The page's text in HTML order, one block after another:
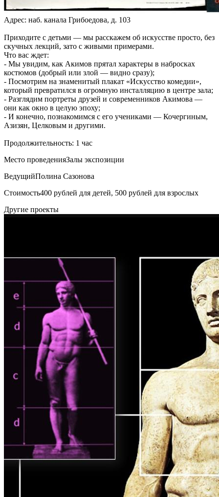
Адрес: наб. канала Грибоедова, д. 103
Приходите с детьми — мы расскажем об искусстве просто, без
скучных лекций, зато с живыми примерами.
Что вас ждет:
- Мы увидим, как Акимов прятал характеры в набросках
костюмов (добрый или злой — видно сразу);
- Посмотрим на знаменитый плакат «Искусство комедии»,
который превратился в огромную инсталляцию в центре зала;
- Разглядим портреты друзей и современников Акимова —
они как окно в целую эпоху;
- И конечно, познакомимся с его учениками — Кочергиным,
Азизян, Целковым и другими.
Продолжительность: 1 час
Место проведенияЗалы экспозиции
ВедущийПолина Сазонова
Стоимость400 рублей для детей, 500 рублей для взрослых
Другие проекты